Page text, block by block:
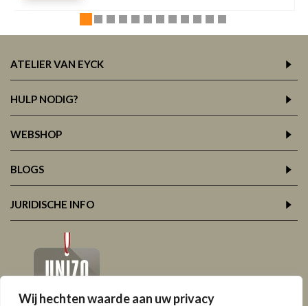
Wij hechten waarde aan uw privacy
ATELIER VAN EYCK
HULP NODIG?
WEBSHOP
BLOGS
JURIDISCHE INFO